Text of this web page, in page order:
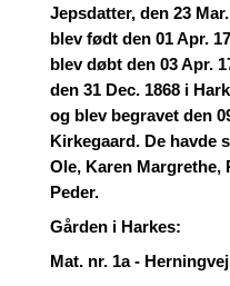
Jepsdatter, den 23
blev født den 01 Apr.
blev døbt den 03 Apr.
den 31 Dec. 1868 i
og blev begravet den
Kirkegaard. De havde
Ole, Karen Margrethe,
Peder.
Gården i Harkes:
Mat. nr. 1a -